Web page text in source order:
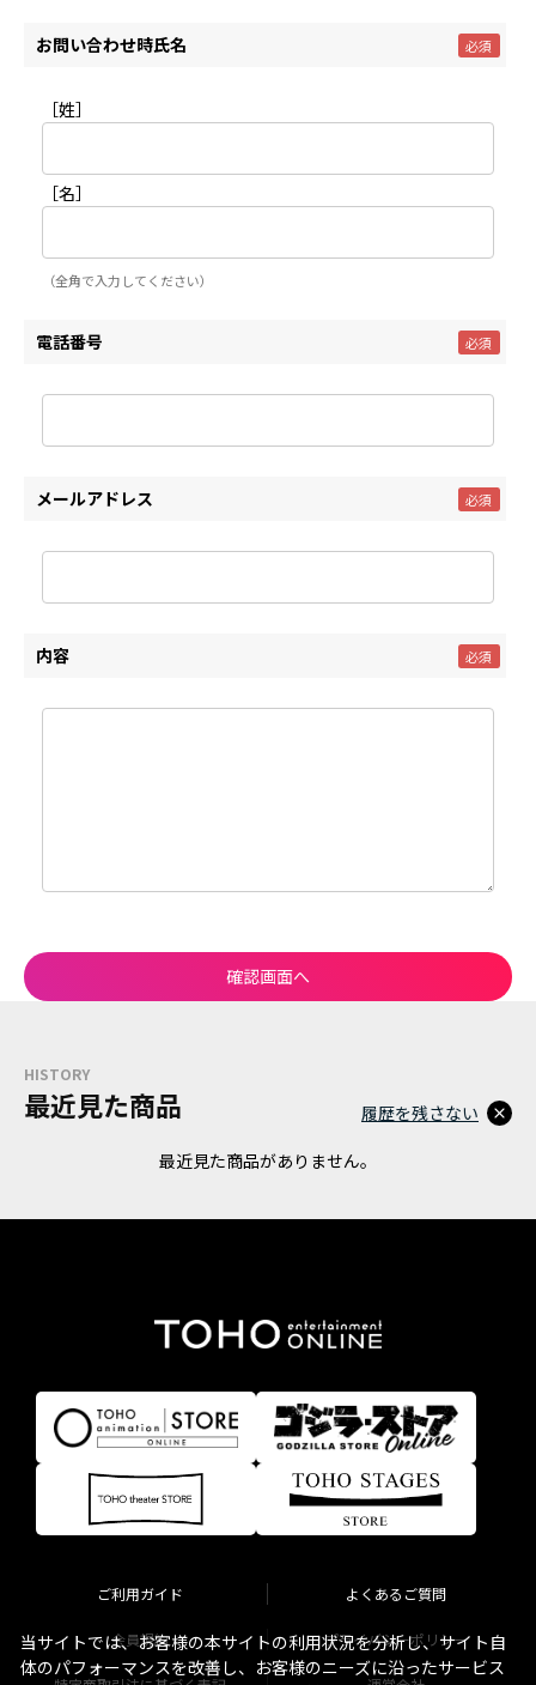
お問い合わせ時氏名
［姓］
［名］
（全角で入力してください）
電話番号
メールアドレス
内容
HISTORY
最近見た商品
最近見た商品がありません。
履歴を残さない
ご利用ガイド よくあるご質問
会員規約 プライバシーポリシー
当サイトでは、お客様の本サイトの利用状況を分析し、サイト自
体のパフォーマンスを改善し、お客様のニーズに沿ったサービス